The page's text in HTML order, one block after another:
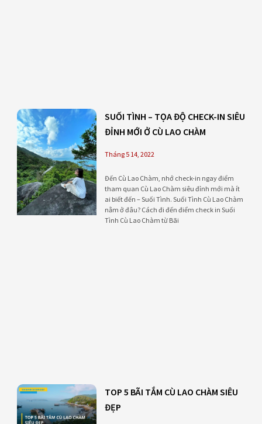
SUỐI TÌNH – TỌA ĐỘ CHECK-IN SIÊU
ĐỈNH MỚI Ở CÙ LAO CHÀM
Tháng 5 14, 2022
Đến Cù Lao Chàm, nhớ check-in ngay điểm
tham quan Cù Lao Chàm siêu đỉnh mới mà ít
ai biết đến – Suối Tình. Suối Tình Cù Lao Chàm
nằm ở đâu? Cách đi đến điểm check in Suối
Tình Cù Lao Chàm từ Bãi
TOP 5 BÃI TẮM CÙ LAO CHÀM SIÊU
ĐẸP